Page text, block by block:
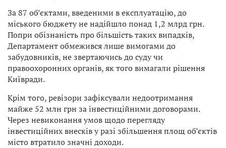
За 87 об’єктами, введеними в експлуатацію, до
міського бюджету не надійшло понад 1,2 млрд грн.
Попри обізнаність про більшість таких випадків,
Департамент обмежився лише вимогами до
забудовників, не звертаючись до суду чи
правоохоронних органів, як того вимагали рішення
Київради.
Крім того, ревізори зафіксували недоотримання
майже 52 млн грн за інвестиційними договорами.
Через невиконання умов щодо перегляду
інвестиційних внесків у разі збільшення площ об’єктів
місто втратило значні доходи.